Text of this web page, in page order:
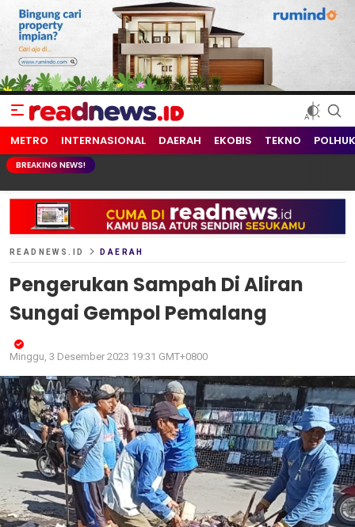
readnews.id
Berita Terkini, Update Terbaru Hari ini dari Indonesia dan Dunia
METRO INTERNASIONAL DAERAH EKOBIS TEKNO
BREAKING NEWS!
READNEWS.ID DAERAH
Pengerukan Sampah Di Aliran
Sungai Gempol Pemalang
Minggu, 3 Desember 2023 19:31 GMT+0800